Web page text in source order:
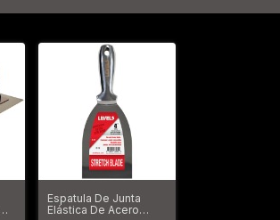
Espatula De Junta
Elástica De Acero